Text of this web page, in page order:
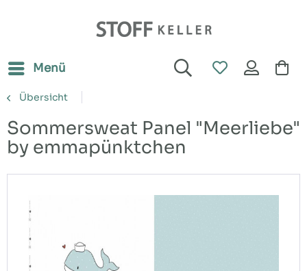
Menü
Übersicht
Sommersweat Panel "Meerliebe"
by emmapünktchen